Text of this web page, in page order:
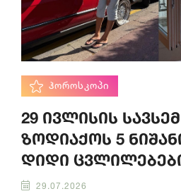
ᲰᲝᲠᲝᲡᲙᲝᲞᲘ
29 ივლისის
ზოდიაქოს 5
დიდი
29.07.2026